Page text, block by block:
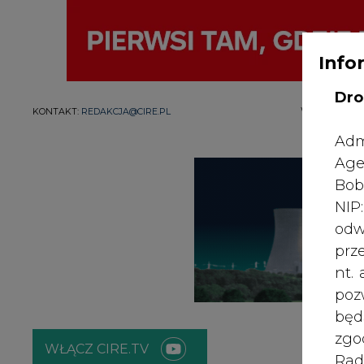
KONTAKT: REDAKCJA@CIRE.PL WYDAWCA
WŁĄCZ CIRE.TV
nt.